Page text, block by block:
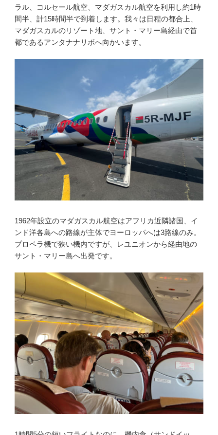
ラル、コルセール航空、マダガスカル航空を利用し約1時
間半、計15時間半で到着します。我々は日程の都合上、
マダガスカルのリゾート地、サント・マリー島経由で首
都であるアンタナナリボへ向かいます。
1962年設立のマダガスカル航空はアフリカ近隣諸国、イ
ンド洋各島への路線が主体でヨーロッパへは3路線のみ。
プロペラ機で狭い機内ですが、レユニオンから経由地の
サント・マリー島へ出発です。